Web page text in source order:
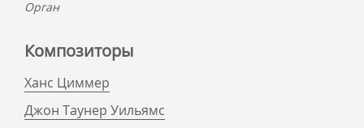
Орган
Композиторы
Ханс Циммер
Джон Таунер Уильямс